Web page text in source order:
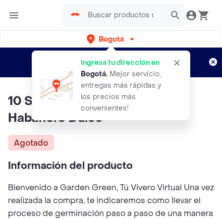
Bogotá
Ingresa tu dirección en
Bogotá. Mejor servicio,
entregas más rápidas y
los precios más
convenientes!
envíos gratis por semanas
Aplican TyC
10 Semillas Orgánicas De Ají
Habanero Dulce
Agotado
Información del producto
Bienvenido a Garden Green, Tú Vivero Virtual Una vez
realizada la compra, te indicaremos como llevar el
proceso de germinación paso a paso de una manera